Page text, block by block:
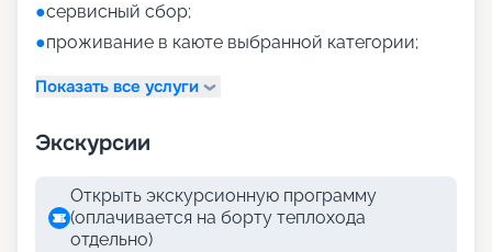
●сервисный сбор;
●проживание в каюте выбранной категории;
Показать все услуги
Экскурсии
Открыть экскурсионную программу
(оплачивается на борту теплохода
отдельно)